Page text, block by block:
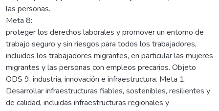
las personas.
Meta 8:
proteger los derechos laborales y promover un entorno de
trabajo seguro y sin riesgos para todos los trabajadores,
incluidos los trabajadores migrantes, en particular las mujeres
migrantes y las personas con empleos precarios. Objeto
ODS 9: industria, innovación e infraestructura. Meta 1:
Desarrollar infraestructuras fiables, sostenibles, resilientes y
de calidad, incluidas infraestructuras regionales y